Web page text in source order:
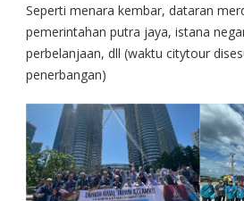
Seperti menara kembar, dataran
pemerintahan putra jaya, istana
perbelanjaan, dll (waktu citytour
penerbangan)